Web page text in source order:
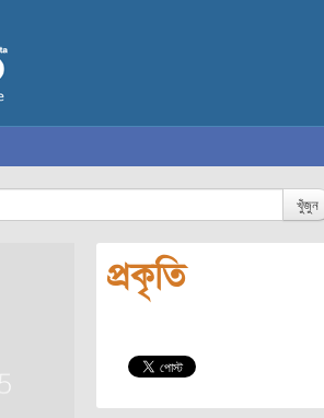
খুঁজুন
প্রকৃতি